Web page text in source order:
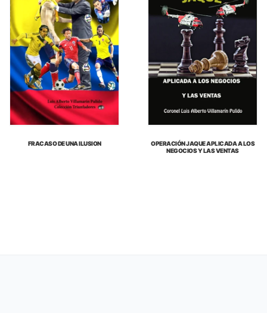
FRACASO DE UNA ILUSION
OPERACIÓN JAQUE APLICADA A LOS
NEGOCIOS Y LAS VENTAS